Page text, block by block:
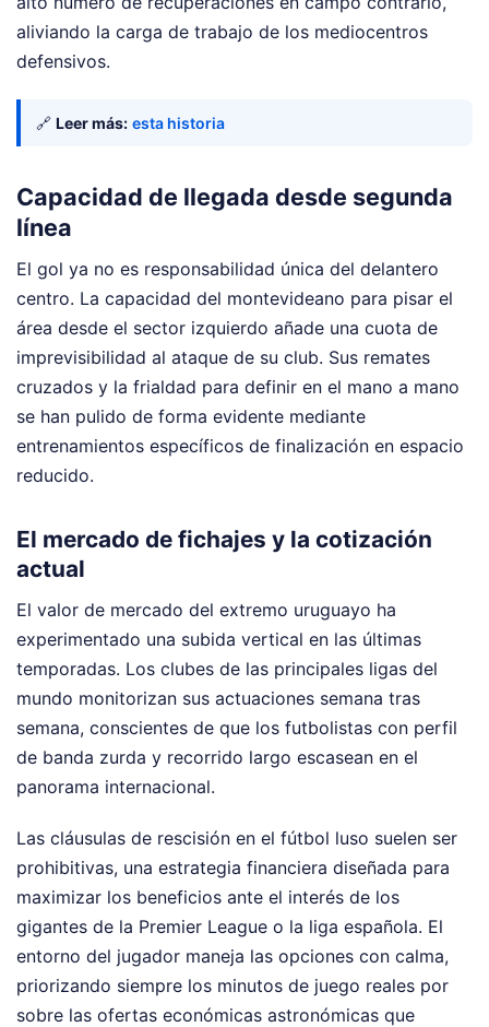
aliviando la carga de trabajo de los mediocentros
defensivos.
🔗 Leer más: esta historia
Capacidad de llegada desde segunda
línea
El gol ya no es responsabilidad única del delantero
centro. La capacidad del montevideano para pisar el
área desde el sector izquierdo añade una cuota de
imprevisibilidad al ataque de su club. Sus remates
cruzados y la frialdad para definir en el mano a mano
se han pulido de forma evidente mediante
entrenamientos específicos de finalización en espacio
reducido.
El mercado de fichajes y la cotización
actual
El valor de mercado del extremo uruguayo ha
experimentado una subida vertical en las últimas
temporadas. Los clubes de las principales ligas del
mundo monitorizan sus actuaciones semana tras
semana, conscientes de que los futbolistas con perfil
de banda zurda y recorrido largo escasean en el
panorama internacional.
Las cláusulas de rescisión en el fútbol luso suelen ser
prohibitivas, una estrategia financiera diseñada para
maximizar los beneficios ante el interés de los
gigantes de la Premier League o la liga española. El
entorno del jugador maneja las opciones con calma,
priorizando siempre los minutos de juego reales por
sobre las ofertas económicas astronómicas que